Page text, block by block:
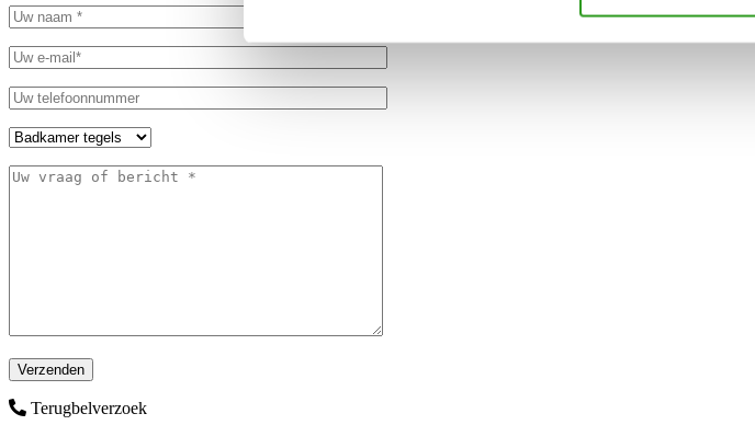
Terugbelverzoek